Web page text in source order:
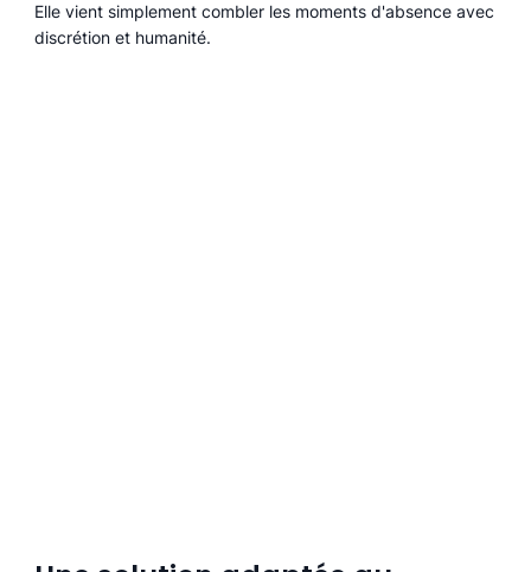
Elle vient simplement combler les moments d'absence avec
discrétion et humanité.